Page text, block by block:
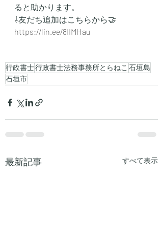
ると助かります。
⇩友だち追加はこちらから🤝
https://lin.ee/8IIMHau
行政書士行政書士法務事務所とらねこ 石垣島
石垣市
最新記事 すべて表示